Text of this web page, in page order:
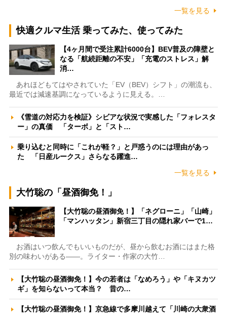
一覧を見る
快適クルマ生活 乗ってみた、使ってみた
【4ヶ月間で受注累計6000台】BEV普及の障壁と
なる「航続距離の不安」「充電のストレス」解
消…
あれほどもてはやされていた「EV（BEV）シフト」の潮流も、
最近では減速基調になっているように見える。…
《雪道の対応力を検証》シビアな状況で実感した「フォレスタ
ー」の真価 「ターボ」と「スト…
乗り込むと同時に「これが軽？」と戸惑うのには理由があっ
た 「日産ルークス」さらなる躍進…
一覧を見る
大竹聡の「昼酒御免！」
【大竹聡の昼酒御免！】「ネグローニ」「山崎」
「マンハッタン」新宿三丁目の隠れ家バーで1…
お酒はいつ飲んでもいいものだが、昼から飲むお酒にはまた格
別の味わいがある――。ライター・作家の大竹…
【大竹聡の昼酒御免！】今の若者は「なめろう」や「キヌカツ
ギ」を知らないって本当？ 昔の…
【大竹聡の昼酒御免！】京急線で多摩川越えて「川崎の大衆酒